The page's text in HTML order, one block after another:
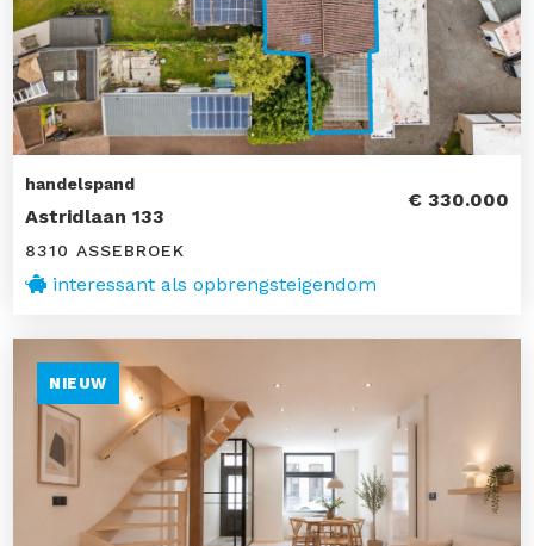
handelspand
Astridlaan 133
€ 330.000
8310 ASSEBROEK
interessant als opbrengsteigendom
NIEUW